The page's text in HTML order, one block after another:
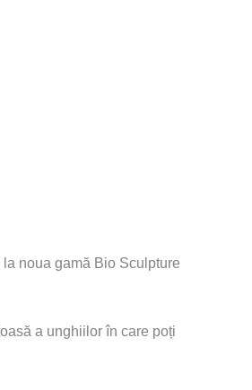
noua gamă Bio Sculpture
a unghiilor în care poți